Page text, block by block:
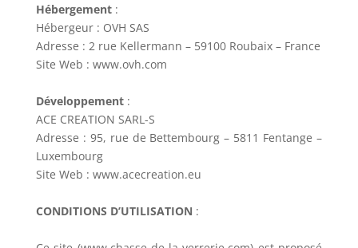
Hébergement:
Hébergeur : OVH SAS
Adresse : 2 rue Kellermann – 59100 Roubaix – France
Site Web : www.ovh.com
Développement:
ACE CREATION SARL-S
Adresse : 95, rue de Bettembourg – 5811 Fentange –
Luxembourg
Site Web : www.acecreation.eu
CONDITIONS D’UTILISATION :